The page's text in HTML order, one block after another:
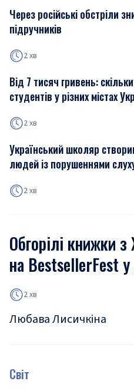
Через російські обстріли
підручників
2 хв
Від 7 тисяч гривень:
студентів у різних містах
2 хв
Український школяр
людей із порушеннями
2 хв
Обгорілі книжки
на BestsellerFest у
2 хв
Любава Лисичкіна
Світ